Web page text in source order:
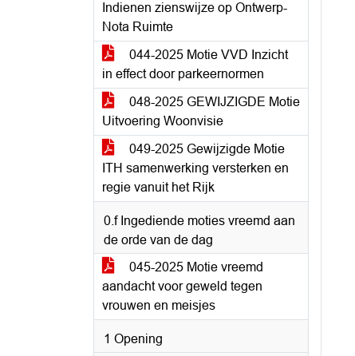
Indienen zienswijze op Ontwerp-
Nota Ruimte
044-2025 Motie VVD Inzicht
in effect door parkeernormen
048-2025 GEWIJZIGDE Motie
Uitvoering Woonvisie
049-2025 Gewijzigde Motie
ITH samenwerking versterken en
regie vanuit het Rijk
0.f Ingediende moties vreemd aan
de orde van de dag
045-2025 Motie vreemd
aandacht voor geweld tegen
vrouwen en meisjes
1 Opening